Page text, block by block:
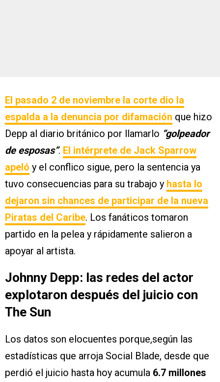
El pasado 2 de noviembre la corte dio la
espalda a la denuncia por difamación que hizo
Depp al diario británico por llamarlo “golpeador
de esposas”. El intérprete de Jack Sparrow
apeló y el conflico sigue, pero la sentencia ya
tuvo consecuencias para su trabajo y hasta lo
dejaron sin chances de participar de la nueva
Piratas del Caribe. Los fanáticos tomaron
partido en la pelea y rápidamente salieron a
apoyar al artista.
Johnny Depp: las redes del actor
explotaron después del juicio con
The Sun
Los datos son elocuentes porque,según las
estadísticas que arroja Social Blade, desde que
perdió el juicio hasta hoy acumula 6.7 millones